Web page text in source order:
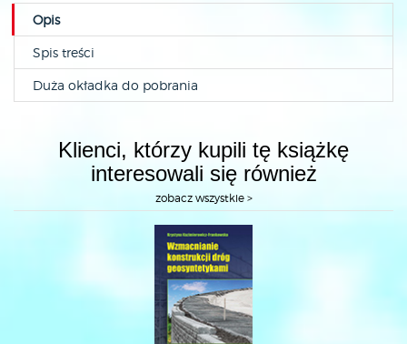
Opis
Spis treści
Duża okładka do pobrania
Klienci, którzy kupili tę książkę
interesowali się również
zobacz wszystkie >